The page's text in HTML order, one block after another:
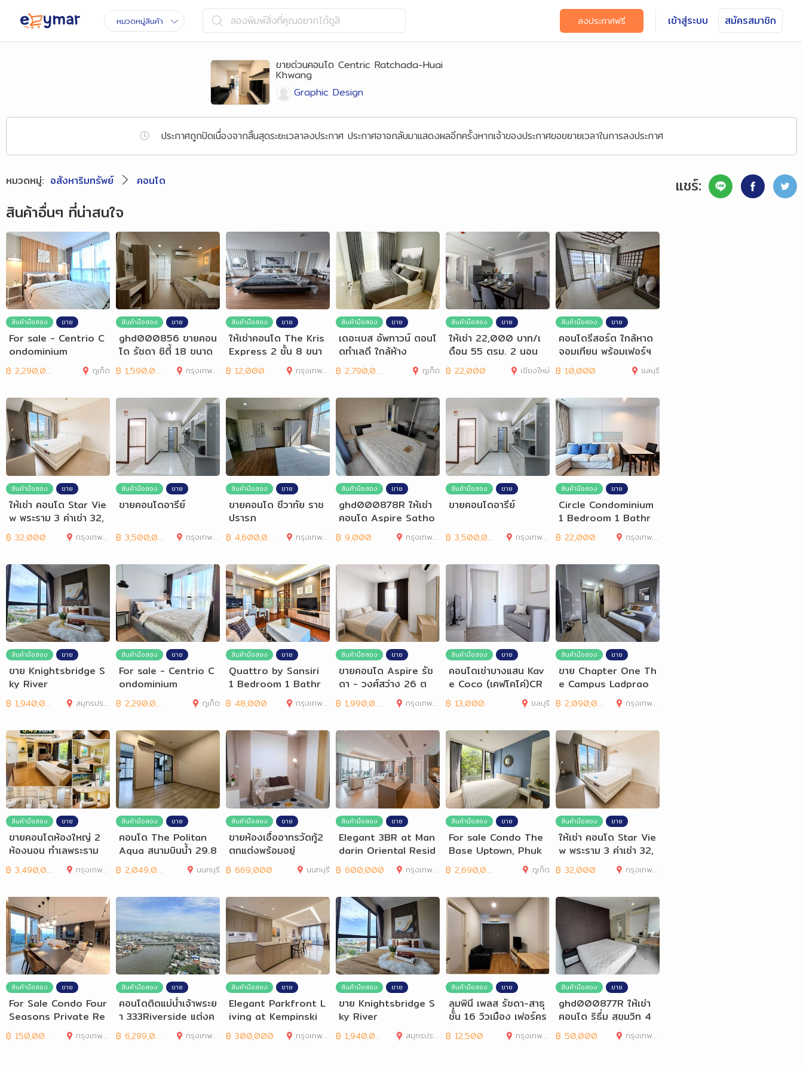
หมวดหมู่สินค้า ลองพิมพ์สิ่งที่คุณอยากได้ดูสิ ลงประกาศฟรี เข้าสู่ระบบ สมัครสมาชิก
ขายด่วนคอนโด Centric Ratchada-Huai
Khwang
Graphic Design
ประกาศถูกปิดเนื่องจากสิ้นสุดระยะเวลาลงประกาศ ประกาศอาจกลับมาแสดงผลอีกครั้งหากเจ้าของประกาศขอขยายเวลาในการลงประกาศ
หมวดหมู่: อสังหาริมทรัพย์ คอนโด
แชร์:
สินค้าอื่นๆ ที่น่าสนใจ
สินค้ามือสอง ขาย
For sale - Centrio C
ondominium
฿ 2,290,000 ภูเก็ต
สินค้ามือสอง ขาย
ghd000856 ขายคอน
โด รัชดา ซิตี้ 18 ขนาด
29 ตรม 1นอน 1น้ำ
฿ 1,590,000 กรุงเทพมหานคร
สินค้ามือสอง ขาย
ให้เช่าคอนโด The Kris
Express 2 ชั้น 8 ขนา
ด 29.51 ตร.ม.
฿ 12,000 กรุงเทพมหานคร
สินค้ามือสอง ขาย
เดอะเบส อัพทาวน์ ตอนโ
ดทำเลดี ใกล้ห้าง
฿ 2,790,000 ภูเก็ต
สินค้ามือสอง ขาย
ให้เช่า 22,000 บาท/เ
ดือน 55 ตรม. 2 นอน
2 น้ำ DCondo Rin
฿ 22,000 เชียงใหม่
สินค้ามือสอง ขาย
คอนโดรีสอร์ต ใกล้หาด
จอมเทียน พร้อมเฟอร์ฯ
฿ 10,000 ชลบุรี
สินค้ามือสอง ขาย
ให้เช่า คอนโด Star Vie
w พระราม 3 ค่าเช่า 32,
000 บาท/เดือน
฿ 32,000 กรุงเทพมหานคร
สินค้ามือสอง ขาย
ขายคอนโดอารีย์
฿ 3,500,000 กรุงเทพมหานคร
สินค้ามือสอง ขาย
ขายคอนโด ชีวาทัย ราช
ปรารภ
฿ 4,600,000 กรุงเทพมหานคร
สินค้ามือสอง ขาย
ghd000878R ให้เช่า
คอนโด Aspire Satho
rn Taksin Timber Zo
ne
฿ 9,000 กรุงเทพมหานคร
สินค้ามือสอง ขาย
ขายคอนโดอารีย์
฿ 3,500,000 กรุงเทพมหานคร
สินค้ามือสอง ขาย
Circle Condominium
1 Bedroom 1 Bathr
oom for Rent
฿ 22,000 กรุงเทพมหานคร
สินค้ามือสอง ขาย
ขาย Knightsbridge S
ky River
฿ 1,940,000 สมุทรปราการ
สินค้ามือสอง ขาย
For sale - Centrio C
ondominium
฿ 2,290,000 ภูเก็ต
สินค้ามือสอง ขาย
Quattro by Sansiri
1 Bedroom 1 Bathr
oom for Rent
฿ 48,000 กรุงเทพมหานคร
สินค้ามือสอง ขาย
ขายคอนโด Aspire รัช
ดา - วงศ์สว่าง 26 ต
ร.ม เฟอร์ครบ กรุงเทพ
฿ 1,990,000 กรุงเทพมหานคร
สินค้ามือสอง ขาย
คอนโดเช่าบางแสน Kav
e Coco (เคฟโคโค่)CR
0491
฿ 13,000 ชลบุรี
สินค้ามือสอง ขาย
ขาย Chapter One Th
e Campus Ladprao
1
฿ 2,090,000 กรุงเทพมหานคร
สินค้ามือสอง ขาย
ขายคอนโดห้องใหญ่ 2
ห้องนอน ทำเลพระราม
8 Lumpini Place Ra
ma8
฿ 3,490,000 กรุงเทพมหานคร
สินค้ามือสอง ขาย
คอนโด The Politan
Aqua สนามบินน้ำ 29.8
4 ตร.ม. ชั้น 19
฿ 2,049,000 นนทบุรี
สินค้ามือสอง ขาย
ขายห้องเอื้ออาทรวัดกู้2
ตกแต่งพร้อมอยู่
฿ 669,000 นนทบุรี
สินค้ามือสอง ขาย
Elegant 3BR at Man
darin Oriental Resid
ences for Rent or
Buy
฿ 600,000 กรุงเทพมหานคร
สินค้ามือสอง ขาย
For sale Condo The
Base Uptown, Phuk
et
฿ 2,690,000 ภูเก็ต
สินค้ามือสอง ขาย
ให้เช่า คอนโด Star Vie
w พระราม 3 ค่าเช่า 32,
000 บาท/เดือน
฿ 32,000 กรุงเทพมหานคร
สินค้ามือสอง ขาย
For Sale Condo Four
Seasons Private Re
sidences แต่งครบ
฿ 150,000,000 กรุงเทพมหานคร
สินค้ามือสอง ขาย
คอนโดติดแม่น้ำเจ้าพระย
า 333Riverside แต่งค
รบ วิวโค้งน้ำ
฿ 6,299,000 กรุงเทพมหานคร
สินค้ามือสอง ขาย
Elegant Parkfront L
iving at Kempinski
Private Residences
฿ 300,000 กรุงเทพมหานคร
สินค้ามือสอง ขาย
ขาย Knightsbridge S
ky River
฿ 1,940,000 สมุทรปราการ
สินค้ามือสอง ขาย
ลุมพินี เพลส รัชดา-สาธุ
ชั้น 16 วิวเมือง เฟอร์คร
บ
฿ 12,500 กรุงเทพมหานคร
สินค้ามือสอง ขาย
ghd000877R ให้เช่า
คอนโด ริธึ่ม สุขุมวิท 4
2 ขนาด 78 ตรม
฿ 50,000 กรุงเทพมหานคร